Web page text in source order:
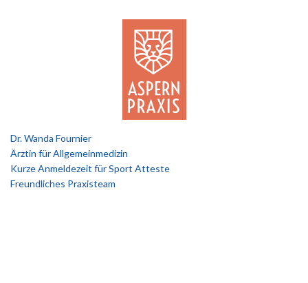
Dr. Wanda Fournier
Ärztin für Allgemeinmedizin
Kurze Anmeldezeit für Sport Atteste
Freundliches Praxisteam